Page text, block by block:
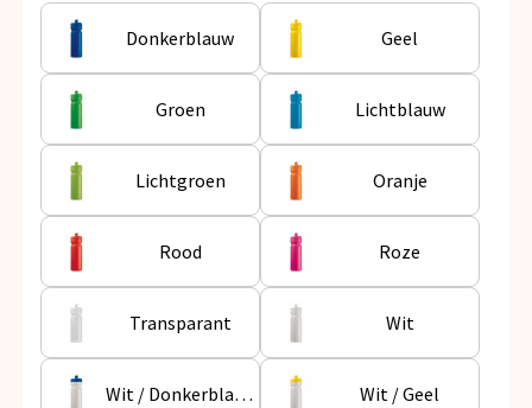
Snoepgoed
Spellen voor binnen en buiten
Veiligheid, Auto en Fiets
Vrije tijd en Strand
Anti-stress
Donkerblauw Geel
Groen Lichtblauw
Lichtgroen Oranje
Rood Roze
Transparant Wit
Wit / Donkerblauw Wit / Geel